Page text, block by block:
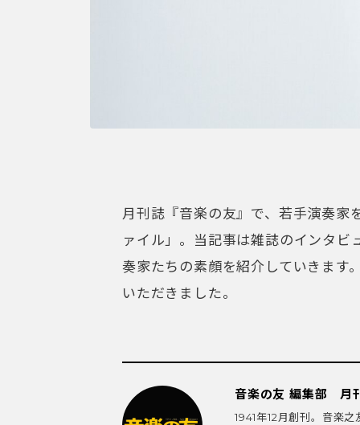
月刊誌『音楽の友』で、若手演奏家
ァイル」。当記事は雑誌のインタ
奏家たちの素顔を紹介していきます
いただきました。
音楽の友 編集部 月
1941年12月創刊。音楽